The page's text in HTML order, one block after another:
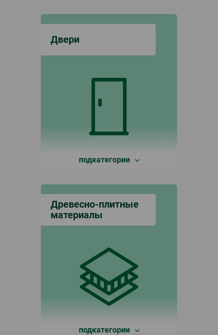
Двери
подкатегории
Древесно-плитные
материалы
подкатегории